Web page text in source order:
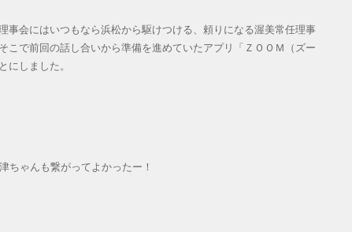
会にはいつもなら浜松から駆けつける、頼りになる渥美常任理事
こで前回の話し合いから準備を進めていたアプリ「ＺＯＯＭ（ズー
にしました。
ちゃんも繋がってよかったー！